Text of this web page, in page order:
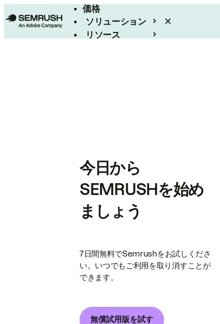
価格
ソリューション
リソース
今日から
SEMRUSHを始め
ましょう
7日間無料でSemrushをお試しくださ
い。いつでもご利用を取り消すことが
できます。
無償試用版を試す